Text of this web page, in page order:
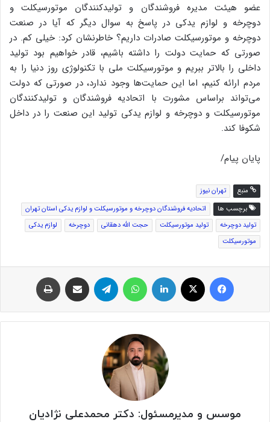
عضو هیئت مدیره فروشندگان و تولیدکنندگان موتورسیکلت و
دوچرخه و لوازم یدکی در پاسخ به سوال دیگر که آیا در صنعت
دوچرخه و موتورسیکلت صادرات داریم؟ خاطرنشان کرد: خیلی کم. در
صورتی که حمایت دولت را داشته باشیم، قادر خواهیم بود تولید
داخلی را بالاتر ببریم و موتورسیکلت ملی با تکنولوژی روز دنیا را به
مردم ارائه کنیم، اما این حمایت‌ها وجود ندارد، در صورتی که دولت
می‌تواند براساس مشورت با اتحادیه‌ فروشندگان و تولیدکنندگان
موتورسیکلت و دوچرخه و لوازم یدکی تولید این صنعت را در داخل
شکوفا کند.
پایان پیام/
منبع
تهران نیوز
برچسب ها
اتحادیه فروشندگان دوچرخه و موتورسیکلت و لوازم یدکی استان تهران
تولید دوچرخه
تولید موتورسیکلت حجت الله دهقانی دوچرخه
لوازم یدکی
موتورسیکلت
فیس بوک لینکدین تلگرام اشتراک گذاری از طریق ایمیل
موسس و مدیرمسئول: دکتر محمدعلی نژادیان